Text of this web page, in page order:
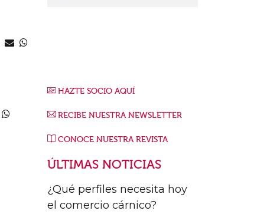
HAZTE SOCIO AQUÍ
RECIBE NUESTRA NEWSLETTER
CONOCE NUESTRA REVISTA
ÚLTIMAS NOTICIAS
¿Qué perfiles necesita hoy
el comercio cárnico?